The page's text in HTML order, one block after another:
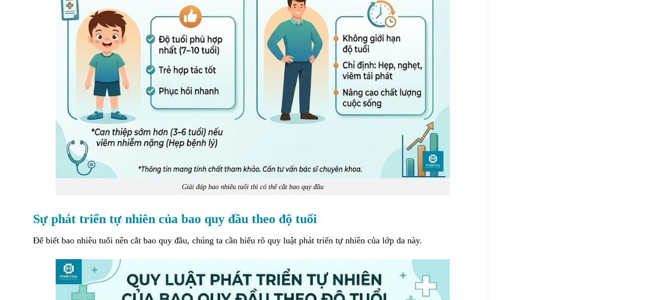
Giải đáp bao nhiêu tuổi thì có thể cắt bao quy đầu
Sự phát triển tự nhiên của bao quy đầu theo độ tuổi
Để biết bao nhiêu tuổi nên cắt bao quy đầu, chúng ta cần hiểu rõ quy luật phát triển tự nhiên của lớp da này.